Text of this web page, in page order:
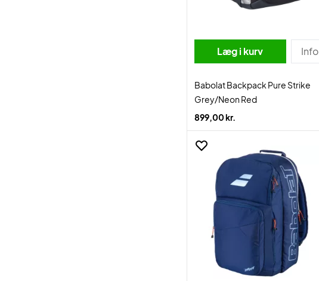
Læg i kurv Info
Babolat Backpack Pure Strike
Grey/Neon Red
899,00 kr.